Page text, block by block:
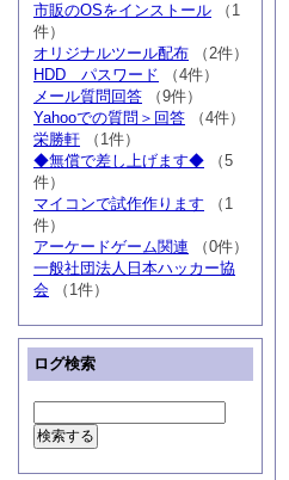
市販のOSをインストール （1
件）
オリジナルツール配布 （2件）
HDD パスワード （4件）
メール質問回答 （9件）
Yahooでの質問＞回答 （4件）
栄勝軒 （1件）
◆無償で差し上げます◆ （5
件）
マイコンで試作作ります （1
件）
アーケードゲーム関連 （0件）
一般社団法人日本ハッカー協
会 （1件）
ログ検索